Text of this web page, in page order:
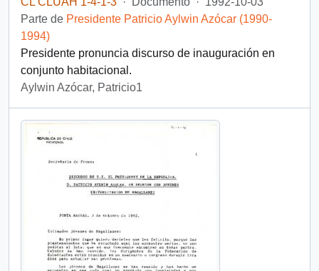
Parte de Presidente Patricio Aylwin Azócar (1990-
1994)
Presidente pronuncia discurso de inauguración en
conjunto habitacional.
Aylwin Azócar, Patricio1